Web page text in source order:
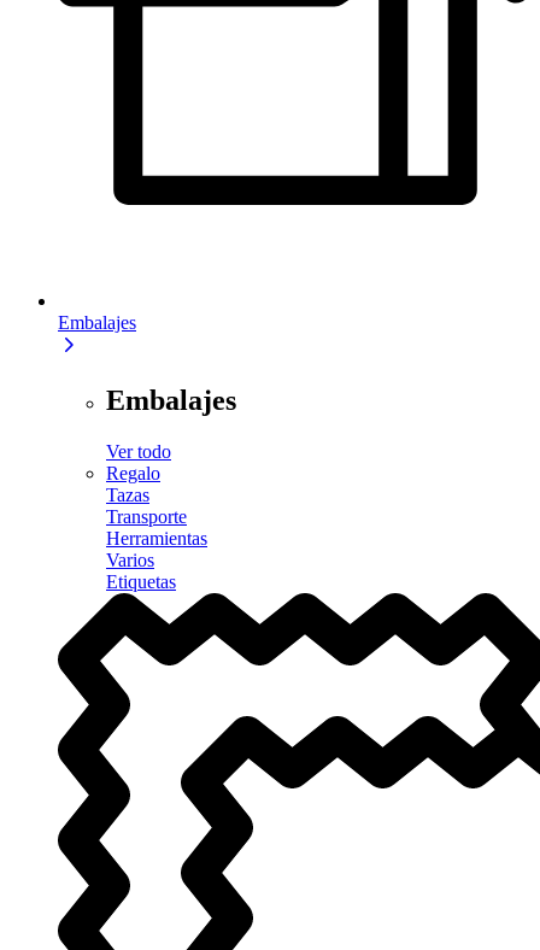
Embalajes
Embalajes
Ver todo
Regalo
Tazas
Transporte
Herramientas
Varios
Etiquetas